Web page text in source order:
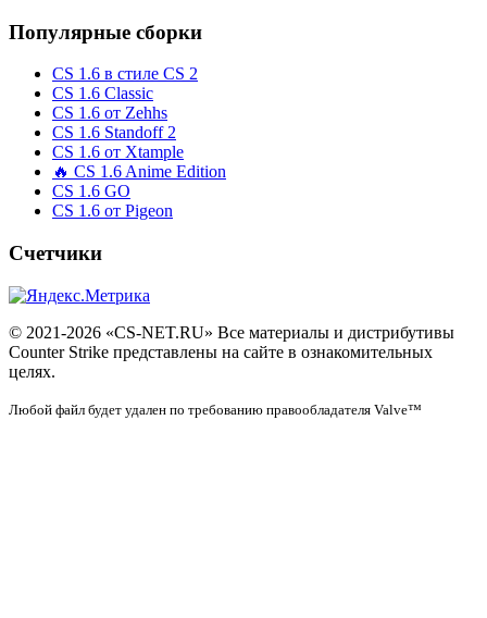
Популярные сборки
CS 1.6 в стиле CS 2
CS 1.6 Classic
CS 1.6 от Zehhs
CS 1.6 Standoff 2
CS 1.6 от Xtample
🔥 CS 1.6 Anime Edition
CS 1.6 GO
CS 1.6 от Pigeon
Счетчики
© 2021-2026 «CS-NET.RU» Все материалы и дистрибутивы
Counter Strike представлены на сайте в ознакомительных
целях.
Любой файл будет удален по требованию правообладателя Valve™